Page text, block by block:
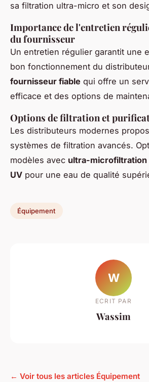
sa filtration ultra-micro et son
Importance de l'entretien
du fournisseur
Un entretien régulier garantit une
bon fonctionnement du
fournisseur fiable qui offre un
efficace et des options de
Options de filtration et
Les distributeurs modernes
systèmes de filtration avancés.
modèles avec ultra-microfiltration
UV pour une eau de qualité
Équipement
W
ECRIT PAR
Wassim
← Voir tous les articles Équipement